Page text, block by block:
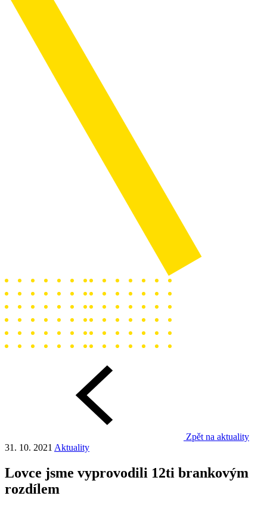
Zpět na aktuality
31. 10. 2021 Aktuality
Lovce jsme vyprovodili 12ti brankovým
rozdílem